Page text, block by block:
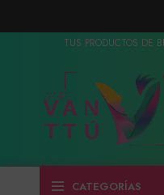
TUS PRODUCTOS DE
CATEGORÍAS